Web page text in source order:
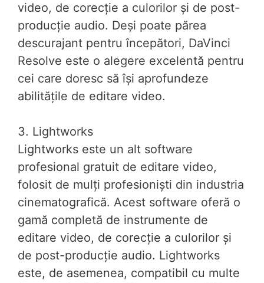
video, de corecție a culorilor și de post-
producție audio. Deși poate părea
descurajant pentru începători, DaVinci
Resolve este o alegere excelentă pentru
cei care doresc să își aprofundeze
abilitățile de editare video.
3. Lightworks
Lightworks este un alt software
profesional gratuit de editare video,
folosit de mulți profesioniști din industria
cinematografică. Acest software oferă o
gamă completă de instrumente de
editare video, de corecție a culorilor și
de post-producție audio. Lightworks
este, de asemenea, compatibil cu multe